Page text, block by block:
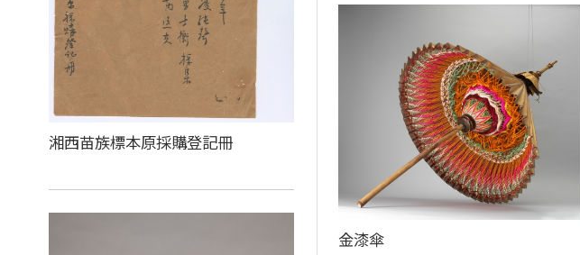
湘西苗族標本原採購登記冊
金漆傘